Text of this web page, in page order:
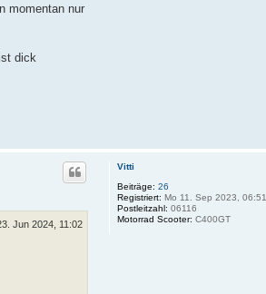
momentan nur
dick
Vitti
Beiträge: 26
Registriert: Mo 11. Sep 2023, 06:51
Postleitzahl: 06116
Motorrad Scooter: C400GT
Jun 2024, 11:02